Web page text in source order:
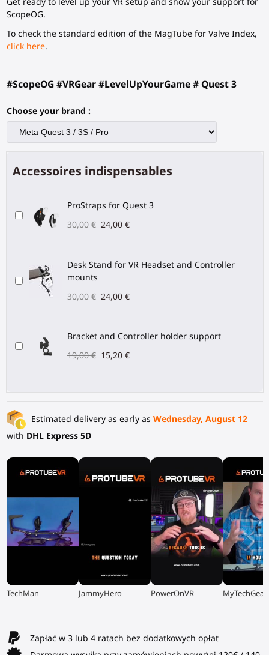
ScopeOG.
To check the standard edition of the MagTube for Valve Index,
click here.
#ScopeOG #VRGear #LevelUpYourGame # Quest 3
Choose your brand :
Accessoires indispensables
ProStraps for Quest 3
30,00 € 24,00 €
Desk Stand for VR Headset and Controller
mounts
30,00 € 24,00 €
Bracket and Controller holder support
19,00 € 15,20 €
Estimated delivery as early as Wednesday, August 12
with DHL Express 5D
▶
TechMan ▶
JammyHero ▶
PowerOnVR ▶
MyTechGear
Zapłać w 3 lub 4 ratach bez dodatkowych opłat